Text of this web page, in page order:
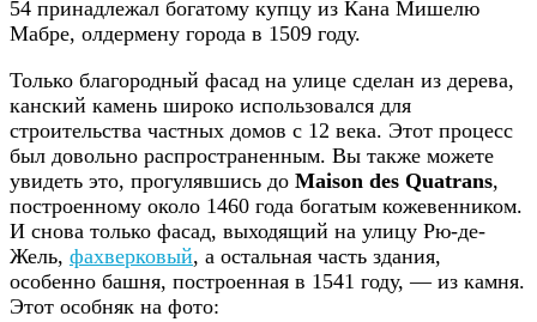
54 принадлежал богатому купцу из Кана Мишелю
Мабре, олдермену города в 1509 году.
Только благородный фасад на улице сделан из дерева,
канский камень широко использовался для
строительства частных домов с 12 века. Этот процесс
был довольно распространенным. Вы также можете
увидеть это, прогулявшись до Maison des Quatrans,
построенному около 1460 года богатым кожевенником.
И снова только фасад, выходящий на улицу Рю-де-
Жель, фахверковый, а остальная часть здания,
особенно башня, построенная в 1541 году, — из камня.
Этот особняк на фото: